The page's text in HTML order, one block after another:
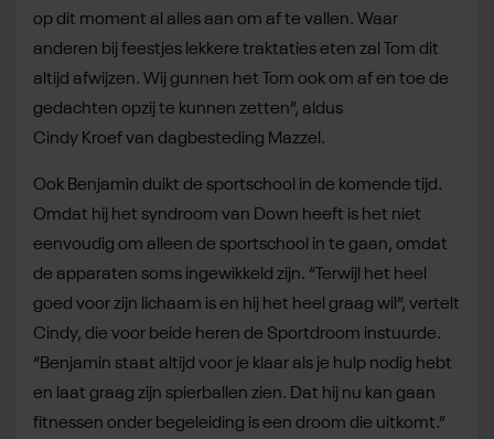
op dit moment al alles aan om af te vallen. Waar
anderen bij feestjes lekkere traktaties eten zal Tom dit
altijd afwijzen. Wij gunnen het Tom ook om af en toe de
gedachten opzij te kunnen zetten”, aldus
Cindy Kroef van dagbesteding Mazzel.
Ook Benjamin duikt de sportschool in de komende tijd.
Omdat hij het syndroom van Down heeft is het niet
eenvoudig om alleen de sportschool in te gaan, omdat
de apparaten soms ingewikkeld zijn. “Terwijl het heel
goed voor zijn lichaam is en hij het heel graag wil”, vertelt
Cindy, die voor beide heren de Sportdroom instuurde.
“Benjamin staat altijd voor je klaar als je hulp nodig hebt
en laat graag zijn spierballen zien. Dat hij nu kan gaan
fitnessen onder begeleiding is een droom die uitkomt.”